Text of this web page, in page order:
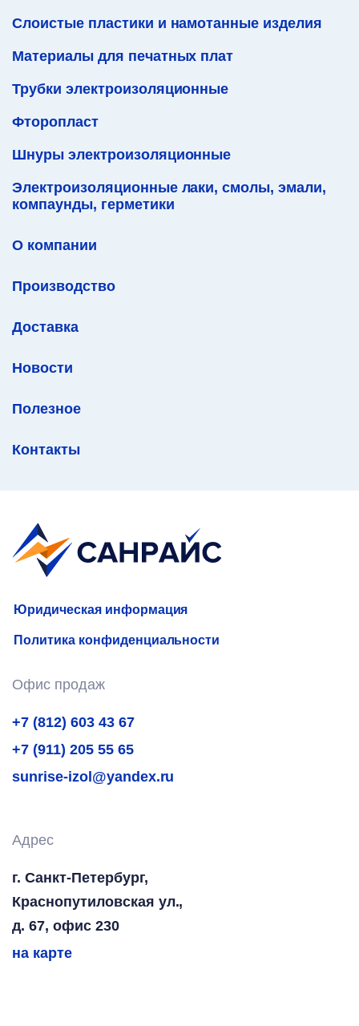
Слоистые пластики и намотанные изделия
Материалы для печатных плат
Трубки электроизоляционные
Фторопласт
Шнуры электроизоляционные
Электроизоляционные лаки, смолы, эмали,
компаунды, герметики
О компании
Производство
Доставка
Новости
Полезное
Контакты
Юридическая информация
Политика конфиденциальности
Офис продаж
+7 (812) 603 43 67
+7 (911) 205 55 65
sunrise-izol@yandex.ru
Адрес
г. Санкт-Петербург,
Краснопутиловская ул.,
д. 67, офис 230
на карте